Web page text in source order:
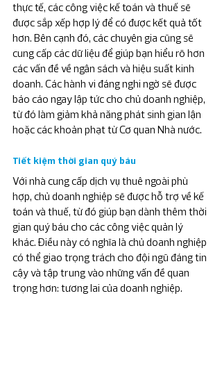
thực tế, các công việc kế toán và thuế sẽ
được sắp xếp hợp lý để có được kết quả tốt
hơn. Bên cạnh đó, các chuyên gia cũng sẽ
cung cấp các dữ liệu để giúp bạn hiểu rõ hơn
các vấn đề về ngân sách và hiệu suất kinh
doanh. Các hành vi đáng nghi ngờ sẽ được
báo cáo ngay lập tức cho chủ doanh nghiệp,
từ đó làm giảm khả năng phát sinh gian lận
hoặc các khoản phạt từ Cơ quan Nhà nước.
Tiết kiệm thời gian quý báu
Với nhà cung cấp dịch vụ thuê ngoài phù
hợp, chủ doanh nghiệp sẽ được hỗ trợ về kế
toán và thuế, từ đó giúp bạn dành thêm thời
gian quý báu cho các công việc quản lý
khác. Điều này có nghĩa là chủ doanh nghiệp
có thể giao trọng trách cho đội ngũ đáng tin
cậy và tập trung vào những vấn đề quan
trọng hơn: tương lai của doanh nghiệp.